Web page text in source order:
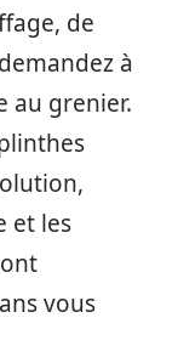
de
à
au grenier.
et les
vous